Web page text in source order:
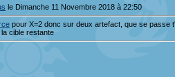
le Dimanche 11 Novembre 2018 à 22:50
pour X=2 donc sur deux artefact, que se passe
cible restante